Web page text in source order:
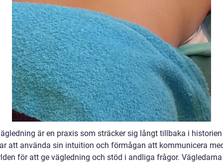
är en praxis som sträcker sig långt tillbaka i
att använda sin intuition och förmågan att kommunicera
för att ge vägledning och stöd i andliga frågor.